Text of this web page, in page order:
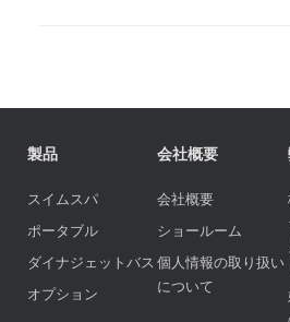
製品
スイムスパ
ポータブル
ダイナジェットバス
オプション
会社概要
会社概要
ショールーム
個人情報の取り扱い
について